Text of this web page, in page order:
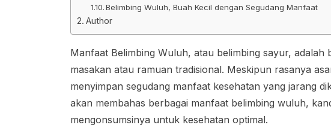
Belimbing Wuluh, Buah Kecil dengan Segudang Manfaat
Author
Manfaat Belimbing Wuluh, atau belimbing sayur, adalah
masakan atau ramuan tradisional. Meskipun rasanya
menyimpan segudang manfaat kesehatan yang jarang
akan membahas berbagai manfaat belimbing wuluh,
mengonsumsinya untuk kesehatan optimal.